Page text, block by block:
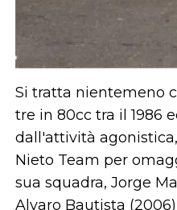
Si tratta nientemeno
tre in 80cc tra il 1986
dall'attività
Nieto Team per
sua squadra, Jorge
Alvaro Bautista